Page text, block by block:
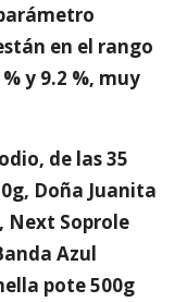
en el rango
y 9.2 %, muy
de las 35
Doña Juanita
Next Soprole
Azul
pote 500g